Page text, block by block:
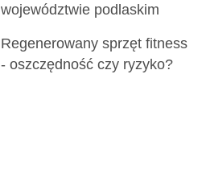
województwie podlaskim
Regenerowany sprzęt fitness
- oszczędność czy ryzyko?